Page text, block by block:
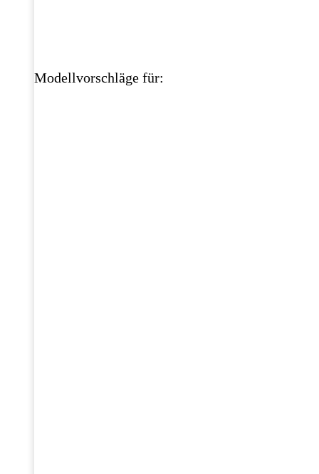
Modellvorschläge für: